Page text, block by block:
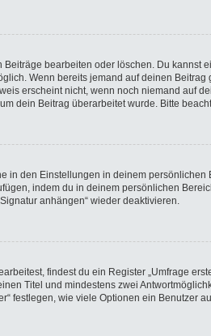
bearbeiten oder löschen. Du
Wenn bereits jemand auf deinen
erscheint nicht, wenn noch niemand auf
dein Beitrag überarbeitet wurde. Bitte
in den Einstellungen in deinem
indem du in deinem persönlichen
anhängen“ wieder deaktivieren.
findest du ein Register „Umfrage
Titel und mindestens zwei
festlegen, wie viele Optionen ein